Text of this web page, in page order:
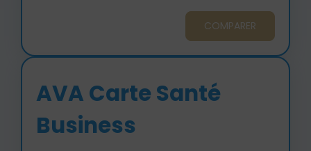
COMPARER
AVA Carte Santé
Business